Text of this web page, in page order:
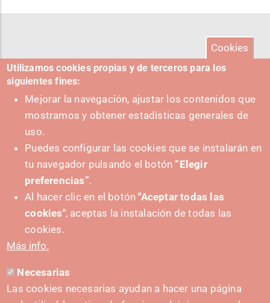
SUSTATZAILEA
HARREMANETARAKO
Cookies
Utilizamos cookies propias y de terceros para los
siguientes fines:
Mejorar la navegación, ajustar los contenidos que
mostramos y obtener estadísticas generales de
uso.
Puedes configurar las cookies que se instalarán en
tu navegador pulsando el botón “Elegir
preferencias”.
Al hacer clic en el botón"Aceptar todas las
cookies", aceptas la instalación de todas las
cookies.
Más info.
Necesarias
Las cookies necesarias ayudan a hacer una página